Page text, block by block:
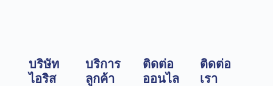
บริษัท
ไอริส
บริการ
ลูกค้า
ติดต่อ
ออนไล
ติดต่อ
เรา